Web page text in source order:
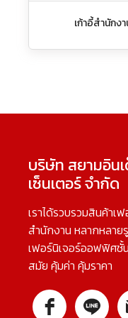
เก้าอี้สำนักง
บริษัท สยามอิน
เซ็นเตอร์ จำกัด
เราได้รวบรวมสินค้าเ
สำนักงาน หลากหลา
เฟอร์นิเจอร์ออฟฟิศ
สมัย คุ้มค่า คุ้มราคา